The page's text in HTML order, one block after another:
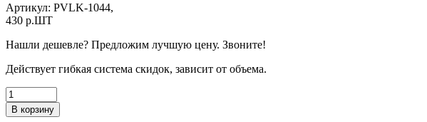
Артикул: PVLK-1044,
430 p.ШТ
Нашли дешевле? Предложим лучшую цену. Звоните!
Действует гибкая система скидок, зависит от объема.
В корзину